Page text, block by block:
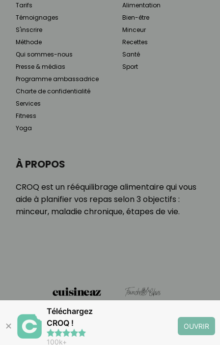
À PROPOS
CROQ est un rééquilibrage alimentaire qui vous
aide à planifier vos repas selon 3 objectifs :
minceur, maladie chronique, étapes de vie.
Tarifs
Témoignages
S'inscrire
Méthode
Qui sommes-nous
Presse & médias
Programme ambassadrice
Charte de confidentialité
Services
Fitness
Yoga
Alimentation
Bien-être
Minceur
Recettes
Santé
Sport
✕
Téléchargez
CROQ !
100k+
OUVRIR